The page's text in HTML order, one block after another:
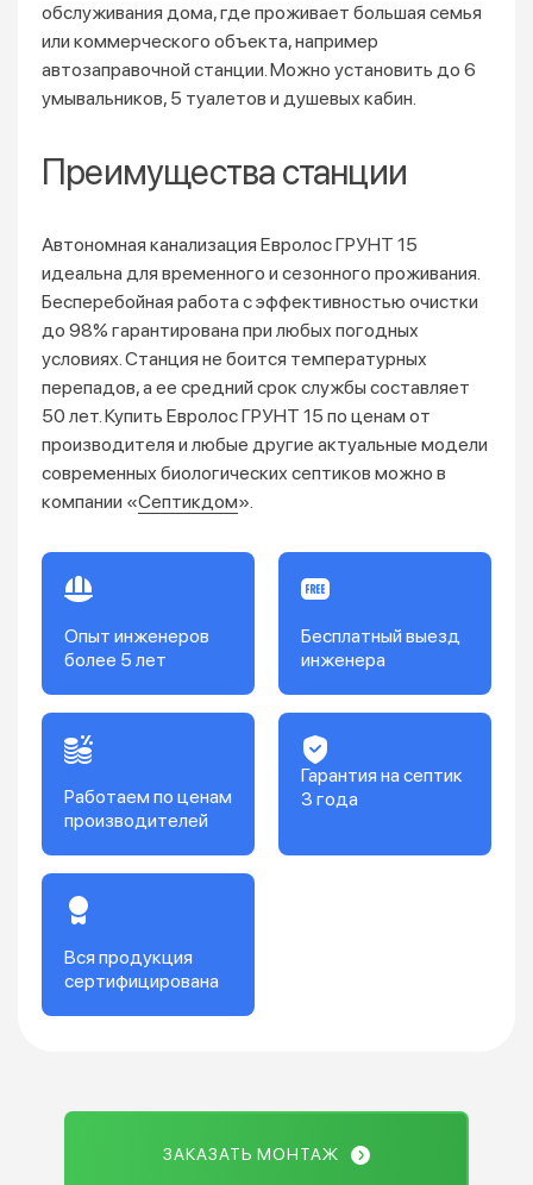
обслуживания дома, где проживает большая семья
или коммерческого объекта, например
автозаправочной станции. Можно установить до 6
умывальников, 5 туалетов и душевых кабин.
Преимущества станции
Автономная канализация Евролос ГРУНТ 15
идеальна для временного и сезонного проживания.
Бесперебойная работа с эффективностью очистки
до 98% гарантирована при любых погодных
условиях. Станция не боится температурных
перепадов, а ее средний срок службы составляет
50 лет. Купить Евролос ГРУНТ 15 по ценам от
производителя и любые другие актуальные модели
современных биологических септиков можно в
компании «Септикдом».
Опыт инженеров
более 5 лет
Бесплатный выезд
инженера
Работаем по ценам
производителей
Гарантия на септик
3 года
Вся продукция
сертифицирована
ЗАКАЗАТЬ МОНТАЖ